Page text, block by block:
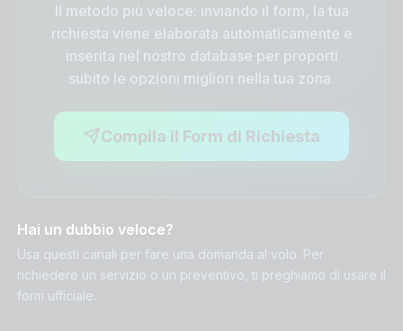
Il metodo più veloce: inviando il form, la tua
richiesta viene elaborata automaticamente e
inserita nel nostro database per proporti
subito le opzioni migliori nella tua zona.
Compila il Form di Richiesta
Hai un dubbio veloce?
Usa questi canali per fare una domanda al volo. Per
richiedere un servizio o un preventivo, ti preghiamo di usare il
form ufficiale.